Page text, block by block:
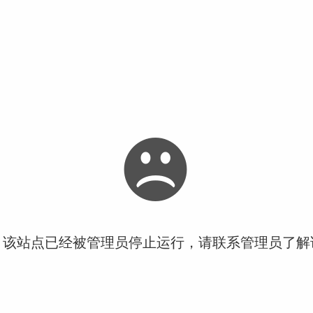
站点已经被管理员停止运行，请联系管理员了